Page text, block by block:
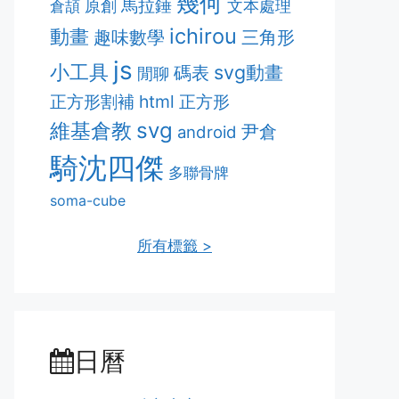
倉頡 原創 馬拉錘 文本處理
動畫 趣味數學 ichirou 三角形
小工具 js 閒聊 碼表 svg動畫
正方形割補 html 正方形
維基倉教 svg android 尹倉
騎沈四傑 多聯骨牌
soma-cube
所有標籤 >
日曆